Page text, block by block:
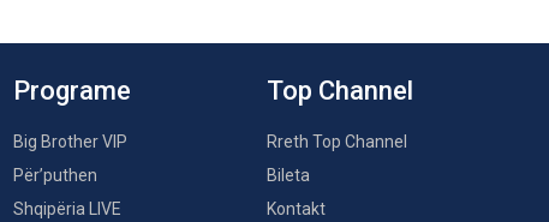
Programe
Big Brother VIP
Për’puthen
Shqipëria LIVE
Top Channel
Rreth Top Channel
Bileta
Kontakt